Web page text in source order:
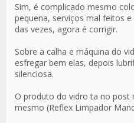
Sim, é complicado mesmo
pequena, serviços mal feitos
das vezes, agora é corrigir.
Sobre a calha e máquina do
esfregar bem elas, depois
silenciosa.
O produto do vidro ta no post
mesmo (Reflex Limpador